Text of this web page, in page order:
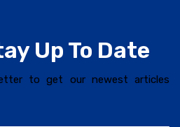
Up To Date
to get our newest articles